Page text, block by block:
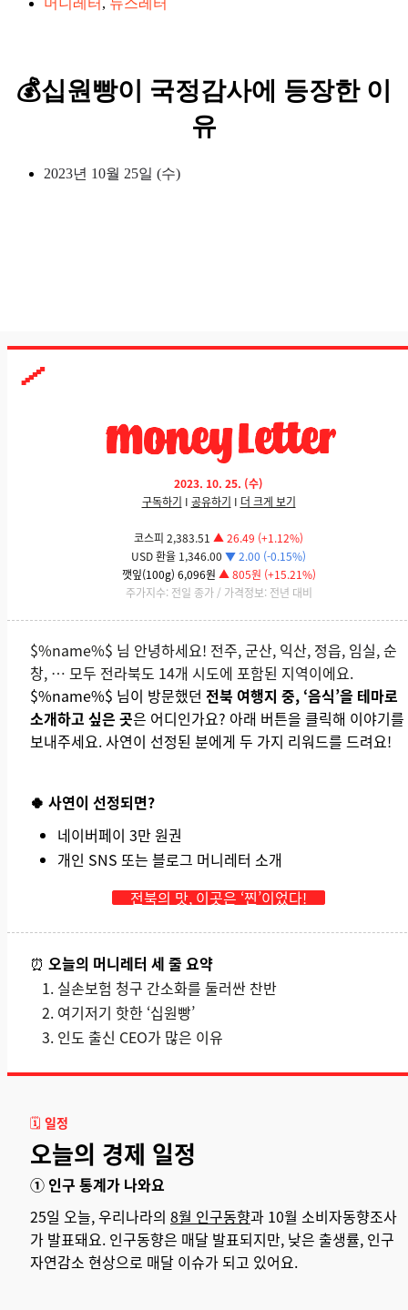
💰십원빵이 국정감사에 등장한 이
유
2023년 10월 25일 (수)
2023. 10. 25. (수)
구독하기 I 공유하기 I 더 크게 보기
코스피 2,383.51 ▲ 26.49 (+1.12%)
USD 환율 1,346.00 ▼ 2.00 (-0.15%)
깻잎(100g) 6,096원 ▲ 805원 (+15.21%)
주가지수: 전일 종가 / 가격정보: 전년 대비
$%name%$ 님 안녕하세요! 전주, 군산, 익산, 정읍, 임실, 순
창, … 모두 전라북도 14개 시도에 포함된 지역이에요.
$%name%$ 님이 방문했던 전북 여행지 중, ‘음식’을 테마로
소개하고 싶은 곳은 어디인가요? 아래 버튼을 클릭해 이야기를
보내주세요. 사연이 선정된 분에게 두 가지 리워드를 드려요!
🍀 사연이 선정되면?
네이버페이 3만 원권
개인 SNS 또는 블로그 머니레터 소개
전북의 맛, 이곳은 ‘찐’이었다!
⏰ 오늘의 머니레터 세 줄 요약
실손보험 청구 간소화를 둘러싼 찬반
여기저기 핫한 ‘십원빵’
인도 출신 CEO가 많은 이유
🗓️ 일정
오늘의 경제 일정
① 인구 통계가 나와요
25일 오늘, 우리나라의 8월 인구동향과 10월 소비자동향조사
가 발표돼요. 인구동향은 매달 발표되지만, 낮은 출생률, 인구
자연감소 현상으로 매달 이슈가 되고 있어요.